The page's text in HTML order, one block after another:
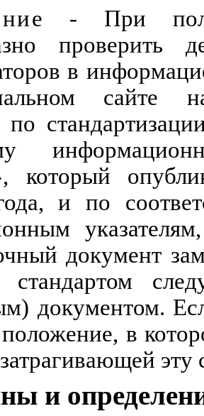
е - При
проверить
в
сайте
по
, который
,и по
указателям
документ
стандартом
) документом.
положение, в
затрагивающей эту
и